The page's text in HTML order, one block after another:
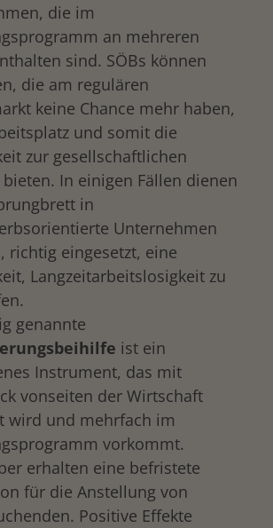
die im
an mehreren
sind. SÖBs können
die am regulären
keine Chance mehr haben,
und somit die
zur gesellschaftlichen
In einigen Fällen dienen
in
Unternehmen
richtig eingesetzt, eine
Langzeitarbeitslosigkeit zu
genannte
ist ein
Instrument, das mit
vonseiten der Wirtschaft
wird und mehrfach im
vorkommt.
erhalten eine befristete
für die Anstellung von
Positive Effekte